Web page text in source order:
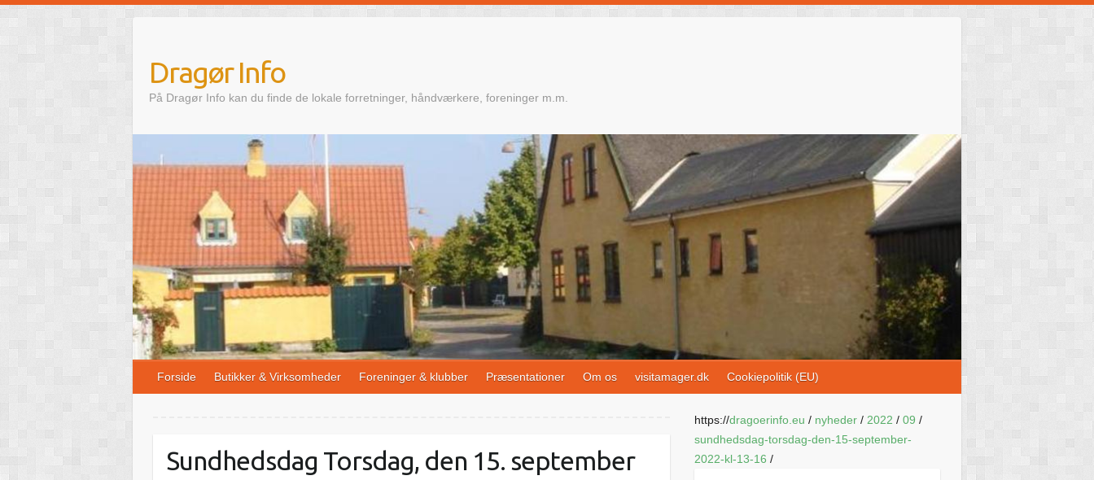
content
Dragør Info
På Dragør Info kan du finde de lokale forretninger, håndværkere, foreninger m.m.
Forside Butikker & Virksomheder Foreninger & klubber Præsentationer Om os visitamager.dk Cookiepolitik (EU)
Sundhedsdag Torsdag, den 15. september
https://dragoerinfo.eu / nyheder/ 2022 / 09 /
sundhedsdag-torsdag-den-15-september-
2022-kl-13-16 /